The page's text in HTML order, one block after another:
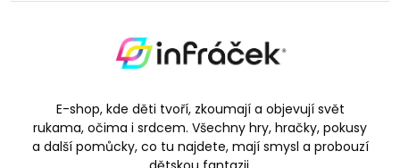
E-shop, kde děti tvoří, zkoumají a objevují svět
rukama, očima i srdcem. Všechny hry, hračky, pokusy
a další pomůcky, co tu najdete, mají smysl a probouzí